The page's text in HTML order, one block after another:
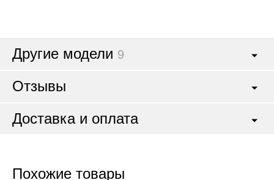
Другие модели 9
Отзывы
Доставка и оплата
Похожие товары